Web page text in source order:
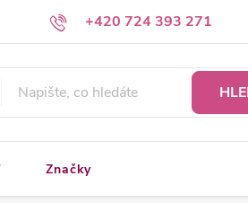
+420 724 393 271
Napište nám
Značky